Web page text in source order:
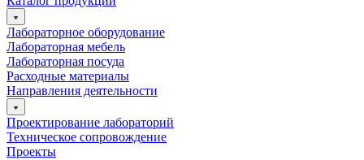
Лабораторное оборудование
Лабораторная мебель
Лабораторная посуда
Расходные материалы
Направления деятельности
Проектирование лабораторий
Техническое сопровождение
Проекты